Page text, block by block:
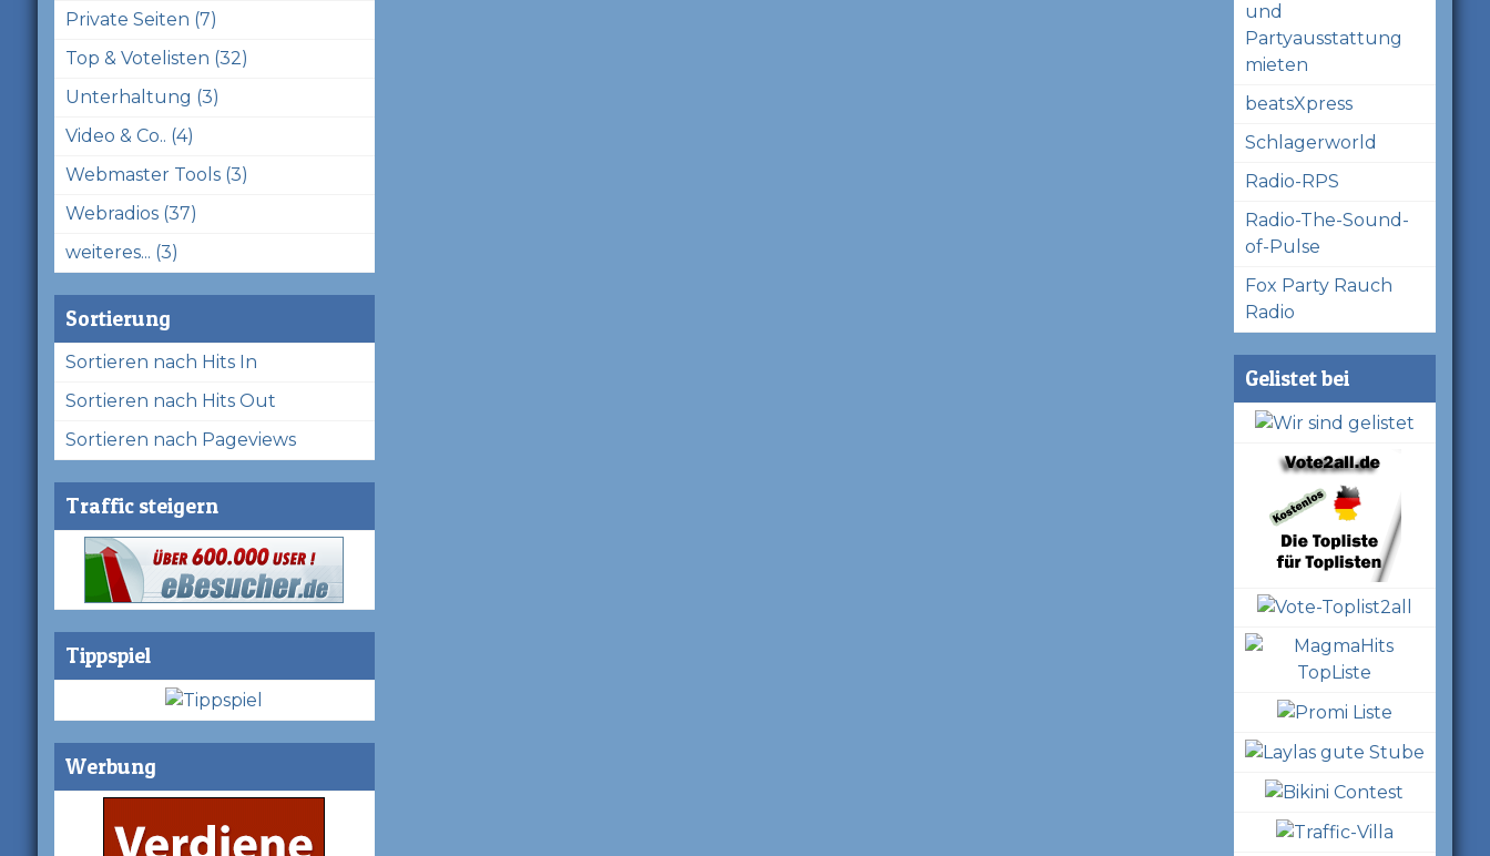
Private Seiten (7)
Top & Votelisten (32)
Unterhaltung (3)
Video & Co.. (4)
Webmaster Tools (3)
Webradios (37)
weiteres... (3)
Sortierung
Sortieren nach Hits In
Sortieren nach Hits Out
Sortieren nach Pageviews
Traffic steigern
Tippspiel
Werbung
und
Partyausstattung
mieten
beatsXpress
Schlagerworld
Radio-RPS
Radio-The-Sound-
of-Pulse
Fox Party Rauch
Radio
Gelistet bei